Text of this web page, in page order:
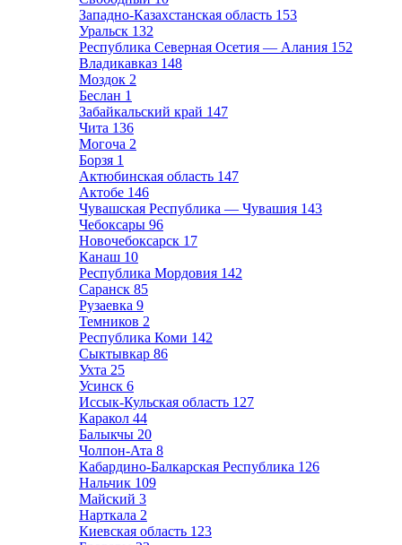
Западно-Казахстанская область 153
Уральск 132
Республика Северная Осетия — Алания 152
Владикавказ 148
Моздок 2
Беслан 1
Забайкальский край 147
Чита 136
Могоча 2
Борзя 1
Актюбинская область 147
Актобе 146
Чувашская Республика — Чувашия 143
Чебоксары 96
Новочебоксарск 17
Канаш 10
Республика Мордовия 142
Саранск 85
Рузаевка 9
Темников 2
Республика Коми 142
Сыктывкар 86
Ухта 25
Усинск 6
Иссык-Кульская область 127
Каракол 44
Балыкчы 20
Чолпон-Ата 8
Кабардино-Балкарская Республика 126
Нальчик 109
Майский 3
Нарткала 2
Киевская область 123